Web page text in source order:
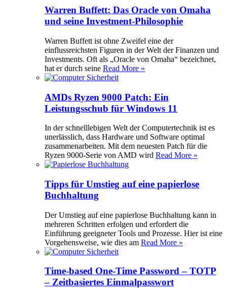
Warren Buffett: Das Oracle von Omaha
und seine Investment-Philosophie
Warren Buffett ist ohne Zweifel eine der
einflussreichsten Figuren in der Welt der Finanzen und
Investments. Oft als „Oracle von Omaha“ bezeichnet,
hat er durch seine Read More »
AMDs Ryzen 9000 Patch: Ein
Leistungsschub für Windows 11
In der schnelllebigen Welt der Computertechnik ist es
unerlässlich, dass Hardware und Software optimal
zusammenarbeiten. Mit dem neuesten Patch für die
Ryzen 9000-Serie von AMD wird Read More »
Tipps für Umstieg auf eine papierlose
Buchhaltung
Der Umstieg auf eine papierlose Buchhaltung kann in
mehreren Schritten erfolgen und erfordert die
Einführung geeigneter Tools und Prozesse. Hier ist eine
Vorgehensweise, wie dies am Read More »
Time-based One-Time Password – TOTP
– Zeitbasiertes Einmalpasswort